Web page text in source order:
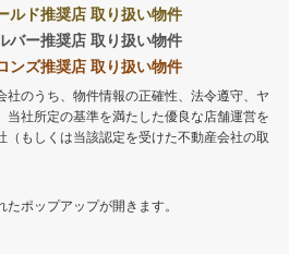
ルド推奨店 取り扱い物件
バー推奨店 取り扱い物件
ンズ推奨店 取り扱い物件
社のうち、物件情報の正確性、法令遵守、ヤ
当社所定の基準を満たした優良な店舗運営を
もしくは当該認定を受けた不動産会社の取
ポップアップが開きます。